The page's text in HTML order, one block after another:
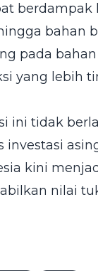
bahan
pada
yang lebih
ini tidak
kini
nilai